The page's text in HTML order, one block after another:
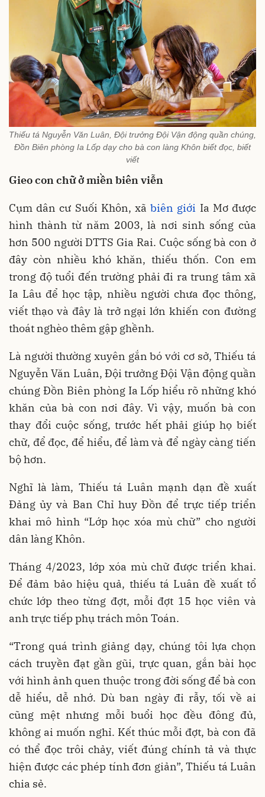
Thiếu tá Nguyễn Văn Luân, Đội trưởng Đội Vận động quần chúng,
Đồn Biên phòng Ia Lốp dạy cho bà con làng Khôn biết đọc, biết
viết
Gieo con chữ ở miền biên viễn
Cụm dân cư Suối Khôn, xãbiên giới Ia Mơ được
hình thành từ năm 2003, là nơi sinh sống của
hơn 500 người DTTS Gia Rai. Cuộc sống bà con ở
đây còn nhiều khó khăn, thiếu thốn. Con em
trong độ tuổi đến trường phải đi ra trung tâm xã
Ia Lâu để học tập, nhiều người chưa đọc thông,
viết thạo và đây là trở ngại lớn khiến con đường
thoát nghèo thêm gập ghềnh.
Là người thường xuyên gắn bó với cơ sở, Thiếu tá
Nguyễn Văn Luân, Đội trưởng Đội Vận động quần
chúng Đồn Biên phòng Ia Lốp hiểu rõ những khó
khăn của bà con nơi đây. Vì vậy, muốn bà con
thay đổi cuộc sống, trước hết phải giúp họ biết
chữ, để đọc, để hiểu, để làm và để ngày càng tiến
bộ hơn.
Nghĩ là làm, Thiếu tá Luân mạnh dạn đề xuất
Đảng ủy và Ban Chỉ huy Đồn để trực tiếp triển
khai mô hình “Lớp học xóa mù chữ” cho người
dân làng Khôn.
Tháng 4/2023, lớp xóa mù chữ được triển khai.
Để đảm bảo hiệu quả, thiếu tá Luân đề xuất tổ
chức lớp theo từng đợt, mỗi đợt 15 học viên và
anh trực tiếp phụ trách môn Toán.
“Trong quá trình giảng dạy, chúng tôi lựa chọn
cách truyền đạt gần gũi, trực quan, gắn bài học
với hình ảnh quen thuộc trong đời sống để bà con
dễ hiểu, dễ nhớ. Dù ban ngày đi rẫy, tối về ai
cũng mệt nhưng mỗi buổi học đều đông đủ,
không ai muốn nghỉ. Kết thúc mỗi đợt, bà con đã
có thể đọc trôi chảy, viết đúng chính tả và thực
hiện được các phép tính đơn giản”, Thiếu tá Luân
chia sẻ.